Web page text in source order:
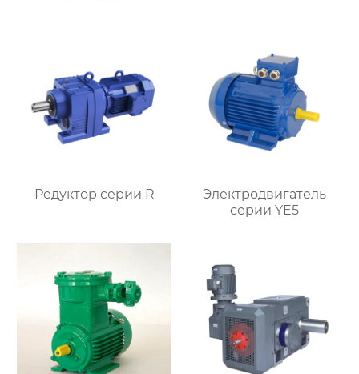
Редуктор серии R
Электродвигатель
серии YE5